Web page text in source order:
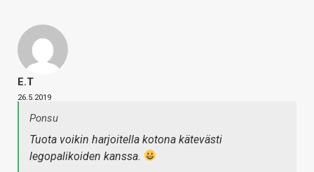
E.T
26.5.2019
Ponsu
Tuota voikin harjoitella kotona kätevästi
legopalikoiden kanssa.